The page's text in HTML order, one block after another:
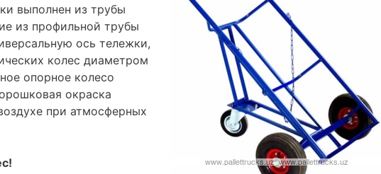
выполнен из трубы
из профильной трубы
ось тележки,
колес диаметром
опорное колесо
окраска
при атмосферных